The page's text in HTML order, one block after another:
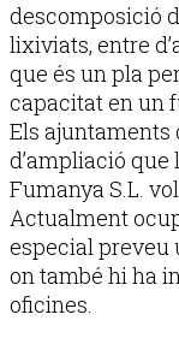
descomposició
lixiviats, entre
que és un pla
capacitat en un
Els ajuntaments
d’ampliació que
Fumanya S.L.
Actualment
especial preveu
on també hi ha
oficines.